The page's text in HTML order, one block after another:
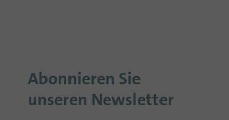
Abonnieren Sie
unseren Newsletter